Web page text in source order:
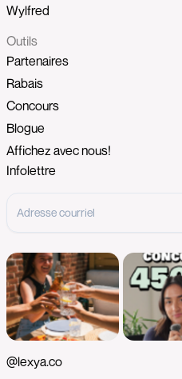
@lexya.co
Wylfred
Outils
Partenaires
Rabais
Concours
Blogue
Affichez avec nous!
Infolettre